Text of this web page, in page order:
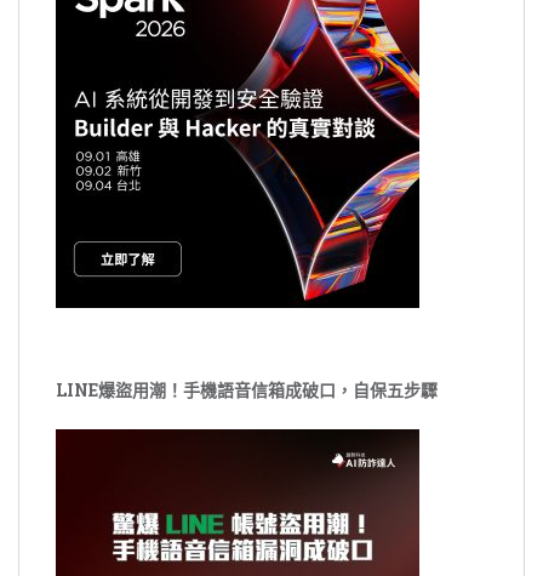
LINE爆盜用潮！手機語音信箱成破口，自保五步驟